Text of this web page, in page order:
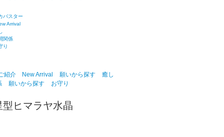
バスター
Arrival
関係
り
紹介 New Arrival 願いから探す
癒し
願いから探す お守り
ヒマラヤ水晶